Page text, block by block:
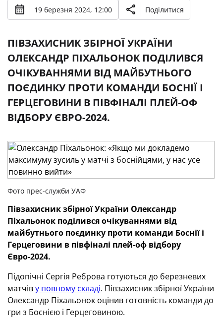
19 березня 2024, 12:00 Поділитися
ПІВЗАХИСНИК ЗБІРНОЇ УКРАЇНИ
ОЛЕКСАНДР ПІХАЛЬОНОК ПОДІЛИВСЯ
ОЧІКУВАННЯМИ ВІД МАЙБУТНЬОГО
ПОЄДИНКУ ПРОТИ КОМАНДИ БОСНІЇ І
ГЕРЦЕГОВИНИ В ПІВФІНАЛІ ПЛЕЙ-ОФ
ВІДБОРУ ЄВРО-2024.
Фото прес-служби УАФ
Півзахисник збірної України Олександр
Піхальонок поділився очікуваннями від
майбутнього поєдинку проти команди Боснії і
Герцеговини в півфіналі плей-оф відбору
Євро-2024.
Підопічні Сергія Реброва готуються до березневих
матчіву повному складі. Півзахисник збірної України
Олександр Піхальонок оцінив готовність команди до
гри з Боснією і Герцеговиною.